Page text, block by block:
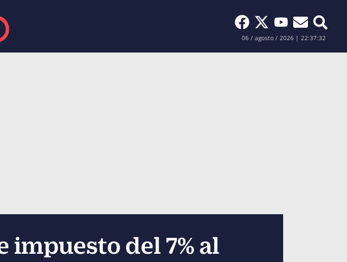
Buscar
06 / agosto / 2026 | 22:37:33
del 7% al